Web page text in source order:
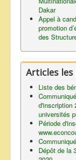
Dakar
Appel à
promotion
des
Articles
Liste des
d'inscription
universités
Période
Dépôt de la